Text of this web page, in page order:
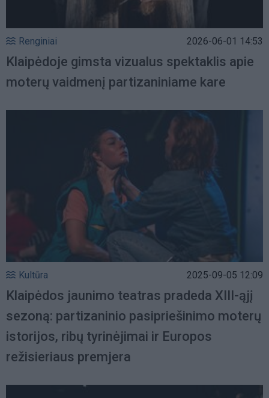
Renginiai 2026-06-01 14:53
Klaipėdoje gimsta vizualus spektaklis apie
moterų vaidmenį partizaniniame kare
Kultūra 2025-09-05 12:09
Klaipėdos jaunimo teatras pradeda XIII-ąjį
sezoną: partizaninio pasipriešinimo moterų
istorijos, ribų tyrinėjimai ir Europos
režisieriaus premjera